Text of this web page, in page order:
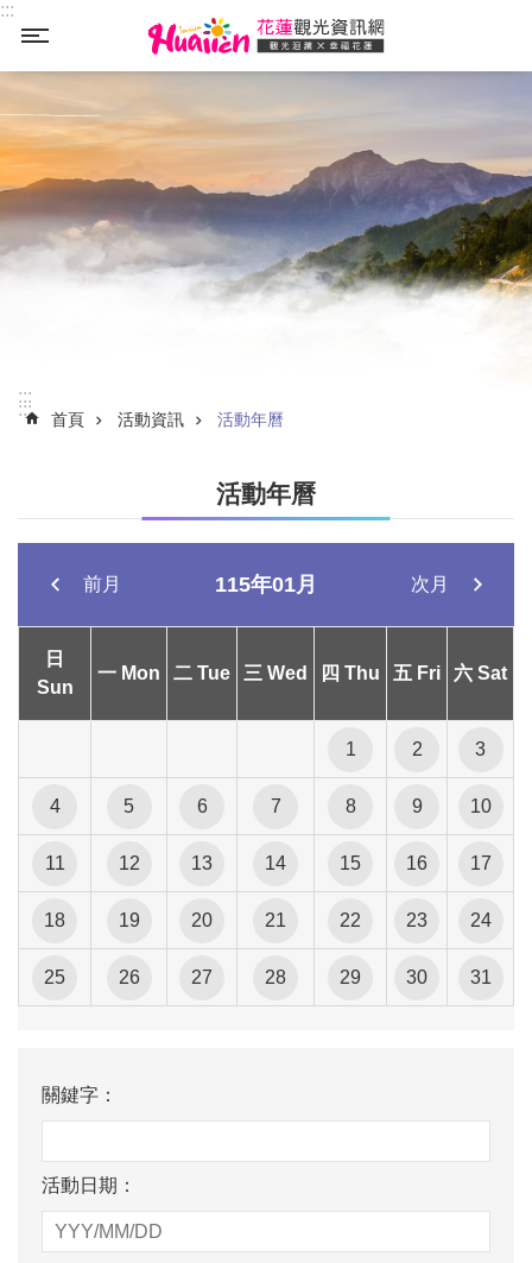
跳到主要內容區塊
跳到主要內容區塊
:::
:::
::: 首頁 活動資訊 活動年曆
活動年曆
前月 次月
115年01月
日
Sun
一 Mon 二 Tue 三 Wed 四 Thu 五 Fri 六 Sat
1 2 3
4 5 6 7 8 9 10
11 12 13 14 15 16 17
18 19 20 21 22 23 24
25 26 27 28 29 30 31
關鍵字：
活動日期：